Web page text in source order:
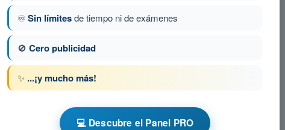
98 de 120
Drones A1-A3
♾️Sin límitesde tiempo ni de exámenes
🚫 Cero publicidad
✨ ...¡y mucho más!
💻 Descubre el Panel PRO